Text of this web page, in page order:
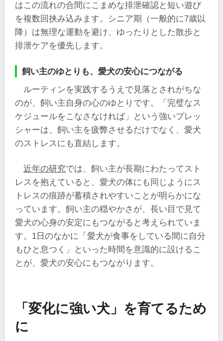
はこの流れの合間にこまめな排泄確認と短い遊び
を複数回挟み込みます。シニア期（一般的に7歳以
降）は無理な運動を避け、ゆったりとした散歩と
排泄ケアを優先します。
飼い主のゆとりも、愛犬の安心につながる
ルーティンを実践するうえで見落とされがちな
のが、飼い主自身の心のゆとりです。「完璧なス
ケジュールをこなさなければ」という強いプレッ
シャーは、飼い主を疲弊させるだけでなく、愛犬
のストレスにも直結します。
近年の研究では、飼い主が長期にわたってスト
レスを抱えていると、愛犬の体にも同じようにス
トレスの痕跡が蓄積されやすいことが明らかにな
っています。飼い主の穏やかさが、長い目で見て
愛犬の心身の安定にもつながると考えられていま
す。1日のなかに「愛犬が食事をしている間に自分
もひと息つく」といった時間を意識的に設けるこ
とが、愛犬の安心にもつながります。
「変化に強い犬」を育てるため
に